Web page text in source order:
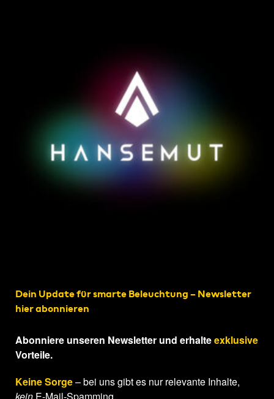
Dein Update für smarte Beleuchtung – Newsletter
hier abonnieren
Abonniere unseren Newsletter und erhalteexklusive
Vorteile.
Keine Sorge– bei uns gibt es nur relevante Inhalte,
kein E-Mail-Spamming.